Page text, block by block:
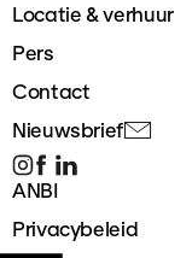
Locatie & verhuur
Pers
Contact
Nieuwsbrief
ANBI
Privacybeleid